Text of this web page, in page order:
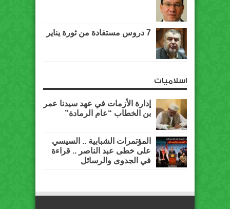
7 دروس مستفادة من ثورة يناير
اسلاميات
إدارة الأزمات في عهد سيدنا عمر
بن الخطاب “عام الرمادة”
المؤتمرات الشبابية .. السيسي
على خطى عبد الناصر .. قراءة
في الجدوى والرسائل